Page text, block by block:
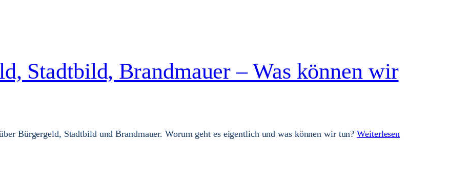
Stadtbild, Brandmauer – Was können wir
Bürgergeld, Stadtbild und Brandmauer. Worum geht es eigentlich und was können wir tun?Weiterlesen